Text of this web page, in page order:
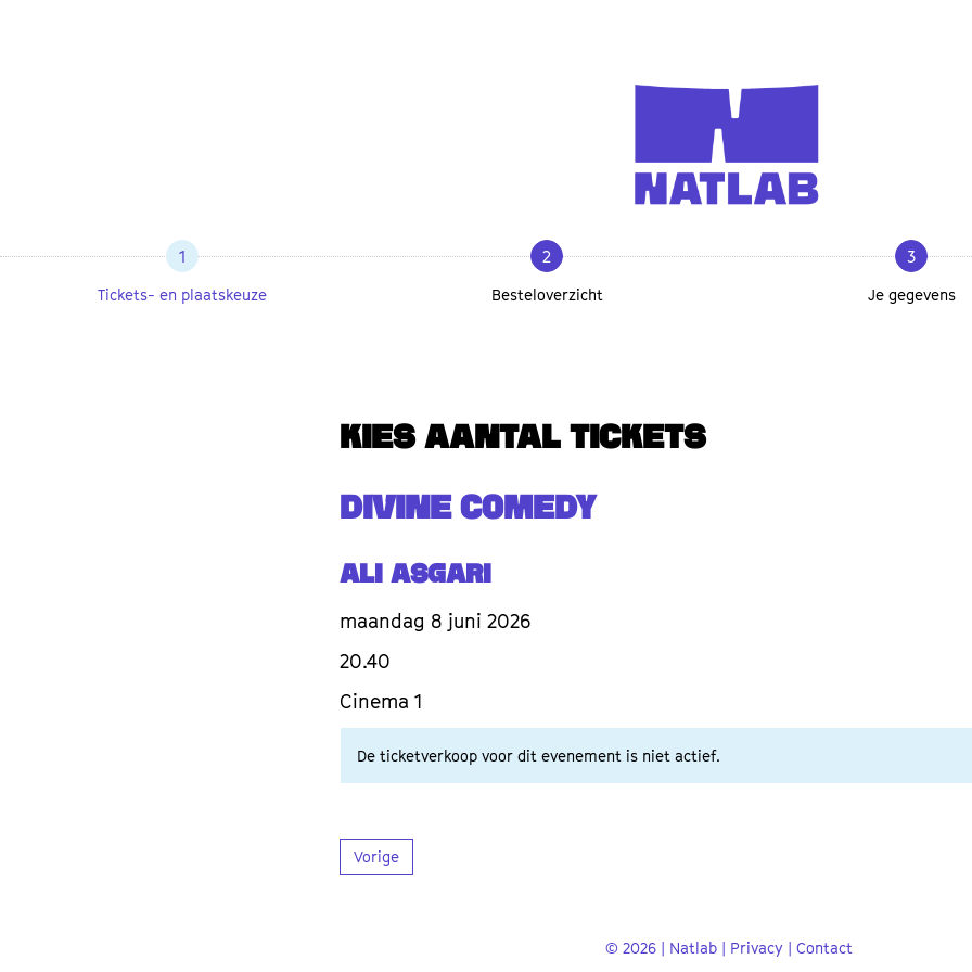
1
Tickets- en plaatskeuze
2
Besteloverzicht
3
Je gegevens
KIES AANTAL TICKETS
DIVINE COMEDY
Ali Asgari
maandag 8 juni 2026
20.40
Cinema 1
De ticketverkoop voor dit evenement is niet actief.
Vorige
© 2026 | Natlab | Privacy | Contact